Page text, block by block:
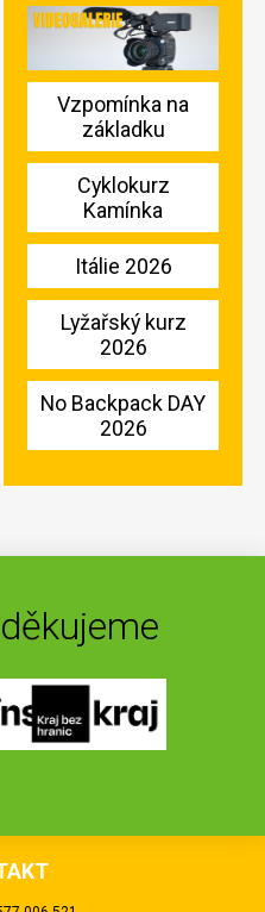
Vzpomínka na
základku
Cyklokurz
Kamínka
Itálie 2026
Lyžařský kurz
2026
No Backpack DAY
2026